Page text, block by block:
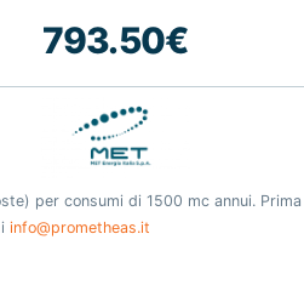
793.50€
per consumi di 1500 mc annui.
info@prometheas.it